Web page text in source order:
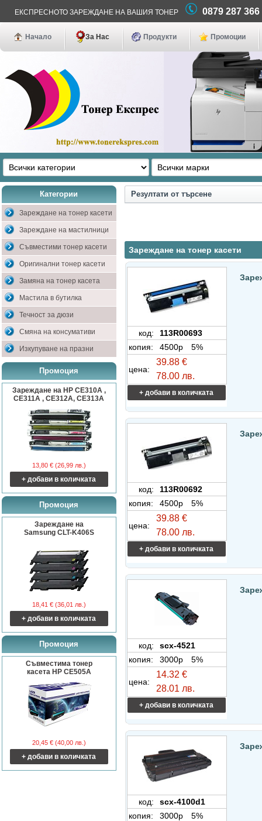
ЕКСПРЕСНОТО ЗАРЕЖДАНЕ НА ВАШИЯ ТОНЕР 0879 287
Начало За Нас Продукти Промоции
Категории
Зареждане на тонер касети
Зареждане на мастилници
Съвместими тонер касети
Оригинални тонер касети
Замяна на тонер касета
Мастила в бутилка
Течност за дюзи
Смяна на консумативи
Изкупуване на празни
Промоция
Зареждане на HP CE310A ,
CE311A , CE312A, CE313A
13,80 € (26,99 лв.)
+ добави в количката
Промоция
Зареждане на
Samsung CLT-K406S
18,41 € (36,01 лв.)
+ добави в количката
Промоция
Съвместима тонер
касета HP CE505A
20,45 € (40,00 лв.)
+ добави в количката
Резултати от търсене
Зареждане на тонер касети
код:
113R00693
копия:
4500p 5%
цена:
39.88 €
78.00 лв.
+ добави в количката
код:
113R00692
копия:
4500p 5%
цена:
39.88 €
78.00 лв.
+ добави в количката
код:
scx-4521
копия:
3000p 5%
цена:
14.32 €
28.01 лв.
+ добави в количката
код:
scx-4100d1
копия:
3000p 5%